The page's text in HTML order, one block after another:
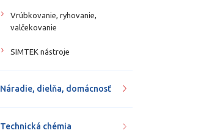
Vrúbkovanie, ryhovanie,
valčekovanie
SIMTEK nástroje
Náradie, dielňa, domácnosť
Technická chémia